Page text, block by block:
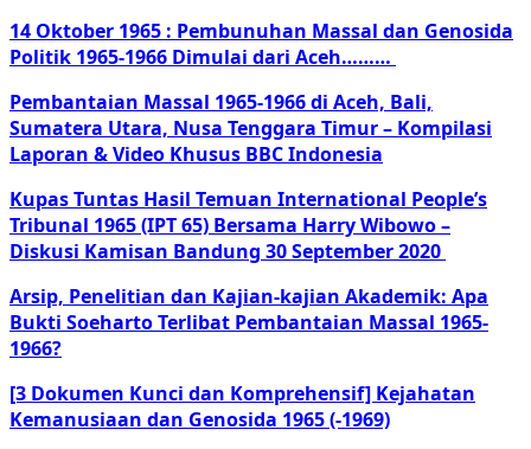
14 Oktober 1965 : Pembunuhan Massal dan Genosida
Politik 1965-1966 Dimulai dari Aceh………
Pembantaian Massal 1965-1966 di Aceh, Bali,
Sumatera Utara, Nusa Tenggara Timur – Kompilasi
Laporan & Video Khusus BBC Indonesia
Kupas Tuntas Hasil Temuan International People’s
Tribunal 1965 (IPT 65) Bersama Harry Wibowo –
Diskusi Kamisan Bandung 30 September 2020
Arsip, Penelitian dan Kajian-kajian Akademik: Apa
Bukti Soeharto Terlibat Pembantaian Massal 1965-
1966?
[3 Dokumen Kunci dan Komprehensif] Kejahatan
Kemanusiaan dan Genosida 1965 (-1969)